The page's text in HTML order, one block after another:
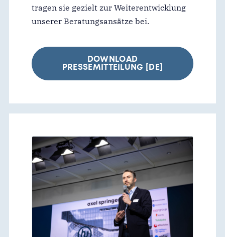
tragen sie gezielt zur Weiterentwicklung
unserer Beratungsansätze bei.
DOWNLOAD
PRESSEMITTEILUNG [DE]